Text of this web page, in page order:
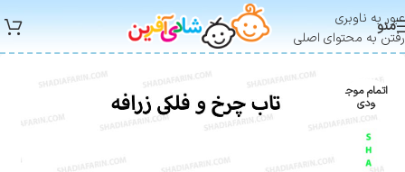
عبور به ناوبری
رفتن به محتوای اصلی
منو
اتمام موج
ودی